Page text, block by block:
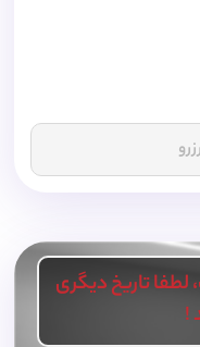
تاریخ دیگری
!